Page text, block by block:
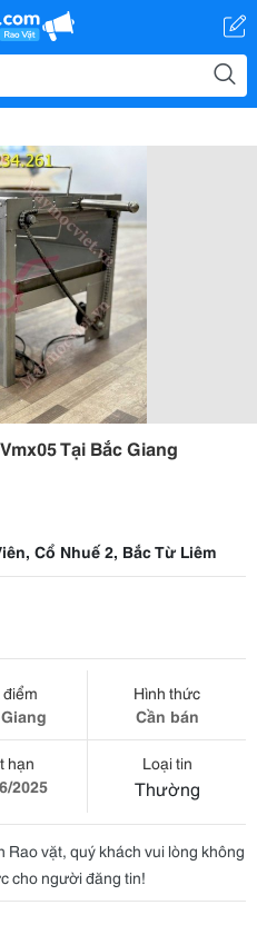
Tại Bắc Giang
Cổ Nhuế 2, Bắc Từ Liêm
Hình thức
Cần bán
hạn
2025
Loại tin
Thường
vặt, quý khách vui lòng không
cho người đăng tin!